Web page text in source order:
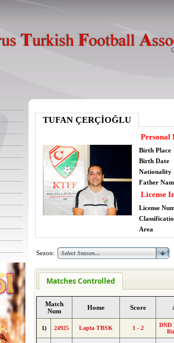
TUFAN ÇERÇİOĞLU
Personal
Birth Place
Birth Date
Nationality
Father
License
License
Area
Sezon:
Matches Controlled
Match
Num
Home Score
1) 24925 Lapta TBSK 1 - 2
DND